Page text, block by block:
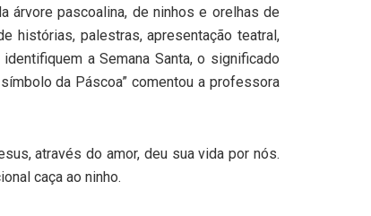
árvore pascoalina, de ninhos e orelhas de
histórias, palestras, apresentação teatral,
a Semana Santa, o significado
da Páscoa” comentou a professora
através do amor, deu sua vida por nós.
caça ao ninho.